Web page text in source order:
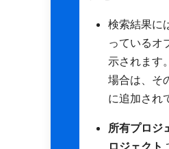
検索結果に
っているオ
示されます
場合は、そ
に追加され
所有プロジ
ロジェクト